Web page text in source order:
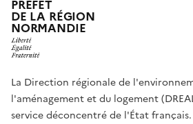
PRÉFET
DE LA RÉGION
NORMANDIE
La Direction régionale de
l'aménagement et du logement
service déconcentré de l'État